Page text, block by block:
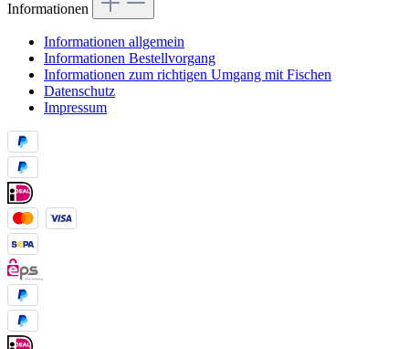
Informationen
Informationen allgemein
Informationen Bestellvorgang
Informationen zum richtigen Umgang mit Fischen
Datenschutz
Impressum